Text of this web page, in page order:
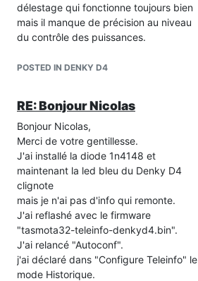
délestage qui fonctionne toujours bien
mais il manque de précision au niveau
du contrôle des puissances.
l'installation.
dépasser cette puissance sans
disjoncter, ils calculent la moyenne sur
10 minutes.
J'ai des pointes à 100 kw environ mais
ce montage me permet de ne pas
dépasser les 72 kw (ou presque pas).
Je pense que ce délestage pourrait
intéresser des professionnels, aussi si
vous souhaitez le commercialiser, je
serais heureux de vous fournir,
gracieusement bien sur, toutes mes
sources.
POSTED IN DENKY D4
RE: Bonjour Nicolas
Bonjour Nicolas,
Merci de votre gentillesse.
J'ai installé la diode 1n4148 et
maintenant la led bleu du Denky D4
clignote
mais je n'ai pas d'info qui remonte.
J'ai reflashé avec le firmware
"tasmota32-teleinfo-denkyd4.bin".
J'ai relancé "Autoconf".
j'ai déclaré dans "Configure Teleinfo" le
mode Historique.